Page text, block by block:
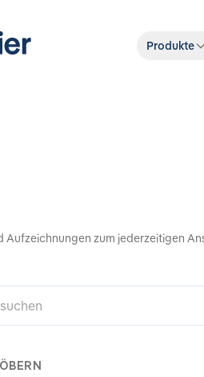
Produkte
Aufzeichnungen zum jederzeitigen